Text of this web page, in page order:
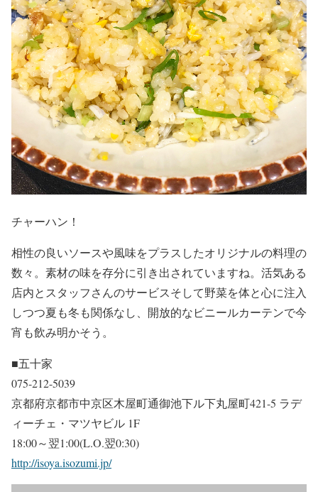
チャーハン！
相性の良いソースや風味をプラスしたオリジナルの料理の
数々。素材の味を存分に引き出されていますね。活気ある
店内とスタッフさんのサービスそして野菜を体と心に注入
しつつ夏も冬も関係なし、開放的なビニールカーテンで今
宵も飲み明かそう。
■五十家
075-212-5039
京都府京都市中京区木屋町通御池下ル下丸屋町421-5 ラデ
ィーチェ・マツヤビル 1F
18:00～翌1:00(L.O.翌0:30)
http://isoya.isozumi.jp/